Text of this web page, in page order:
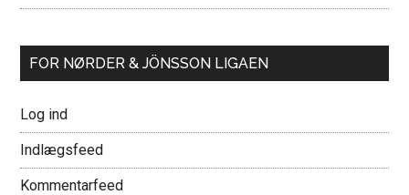
FOR NØRDER & JÖNSSON LIGAEN
Log ind
Indlægsfeed
Kommentarfeed